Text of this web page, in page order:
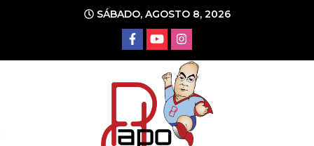
conteúdo
SÁBADO, AGOSTO 8, 2026